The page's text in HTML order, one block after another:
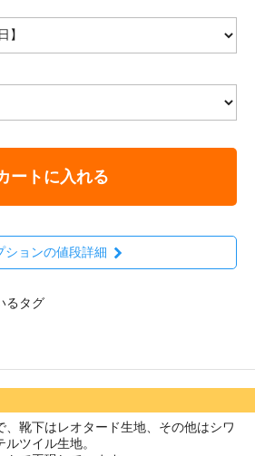
ートに入れる
ションの値段詳細
るタグ
、靴下はレオタード生地、その他はシワ
ツイル生地。